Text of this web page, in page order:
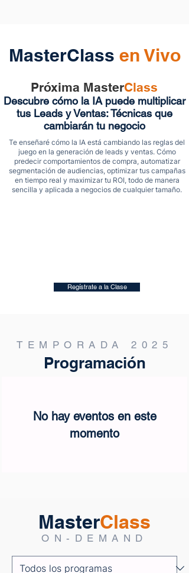
MasterClass en Vivo
Próxima MasterClass
Descubre cómo la IA puede multiplicar
tus Leads y Ventas: Técnicas que
cambiarán tu negocio
Te enseñaré cómo la IA está cambiando las reglas del
juego en la generación de leads y ventas. Cómo
predecir comportamientos de compra, automatizar
segmentación de audiencias, optimizar tus campañas
en tiempo real y maximizar tu ROI, todo de manera
sencilla y aplicada a negocios de cualquier tamaño.
Regístrate a la Clase
TEMPORADA 2025
Programación
No hay eventos en este
momento
MasterClass
ON-DEMAND